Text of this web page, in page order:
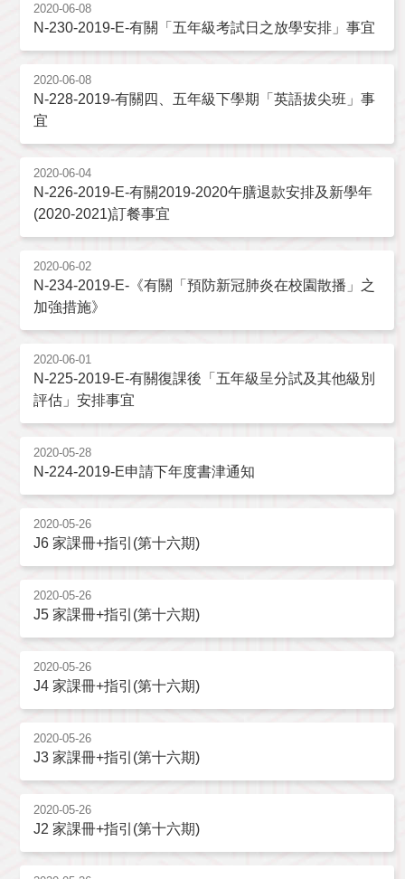
2020-06-08
N-230-2019-E-有關「五年級考試日之放學安排」事宜
2020-06-08
N-228-2019-有關四、五年級下學期「英語拔尖班」事
宜
2020-06-04
N-226-2019-E-有關2019-2020午膳退款安排及新學年
(2020-2021)訂餐事宜
2020-06-02
N-234-2019-E-《有關「預防新冠肺炎在校園散播」之
加強措施》
2020-06-01
N-225-2019-E-有關復課後「五年級呈分試及其他級別
評估」安排事宜
2020-05-28
N-224-2019-E申請下年度書津通知
2020-05-26
J6 家課冊+指引(第十六期)
2020-05-26
J5 家課冊+指引(第十六期)
2020-05-26
J4 家課冊+指引(第十六期)
2020-05-26
J3 家課冊+指引(第十六期)
2020-05-26
J2 家課冊+指引(第十六期)